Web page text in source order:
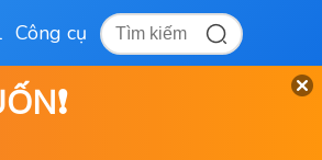
Công cụ